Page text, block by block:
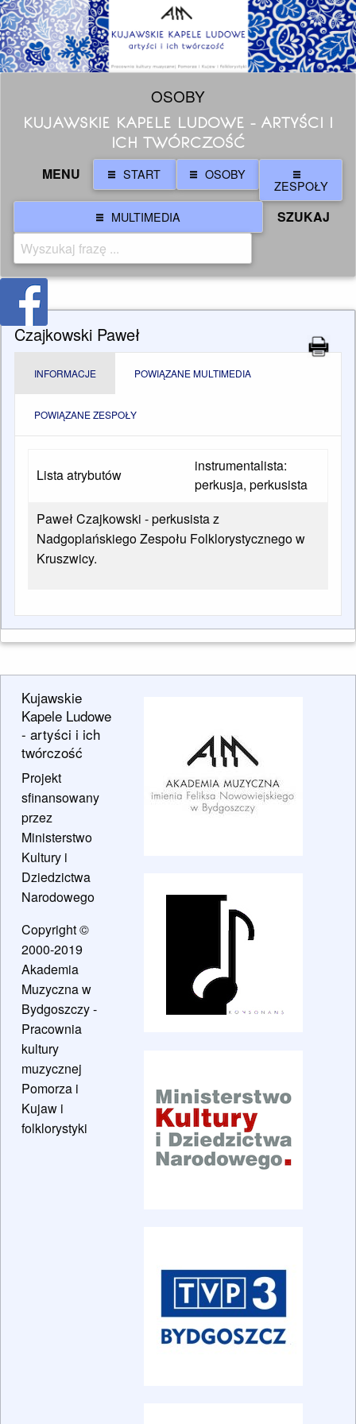
OSOBY
KUJAWSKIE KAPELE LUDOWE - ARTYŚCI I
ICH TWÓRCZOŚĆ
MENU START OSOBY
ZESPOŁY
MULTIMEDIA
SZUKAJ
Czajkowski Paweł
INFORMACJE POWIĄZANE MULTIMEDIA
POWIĄZANE ZESPOŁY
Lista atrybutów
instrumentalista:
perkusja, perkusista
Paweł Czajkowski - perkusista z
Nadgoplańskiego Zespołu Folklorystycznego w
Kruszwicy.
Kujawskie
Kapele Ludowe
- artyści i ich
twórczość
Projekt
sfinansowany
przez
Ministerstwo
Kultury i
Dziedzictwa
Narodowego
Copyright ©
2000-2019
Akademia
Muzyczna w
Bydgoszczy -
Pracownia
kultury
muzycznej
Pomorza i
Kujaw i
folklorystyki